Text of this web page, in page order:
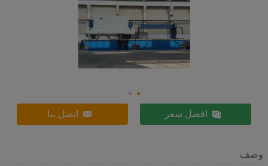
افضل سعر اتصل بنا
وصف